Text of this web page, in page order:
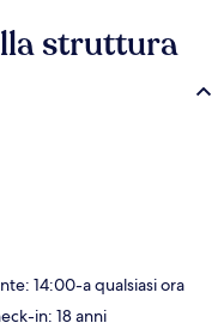
struttura
14:00-a qualsiasi ora
in: 18 anni